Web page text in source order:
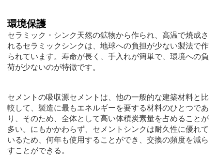
環境保護
セラミック・シンク天然の鉱物から作られ、高温で焼成さ
れるセラミックシンクは、地球への負担が少ない製法で作
られています。寿命が長く、手入れが簡単で、環境への負
荷が少ないのが特徴です。
セメントの吸収源セメントは、他の一般的な建築材料と比
較して、製造に最もエネルギーを要する材料のひとつであ
り、そのため、全体として高い体積炭素量を占めることが
多い。にもかかわらず、セメントシンクは耐久性に優れて
いるため、何年も使用することができ、交換の頻度を減ら
すことができる。